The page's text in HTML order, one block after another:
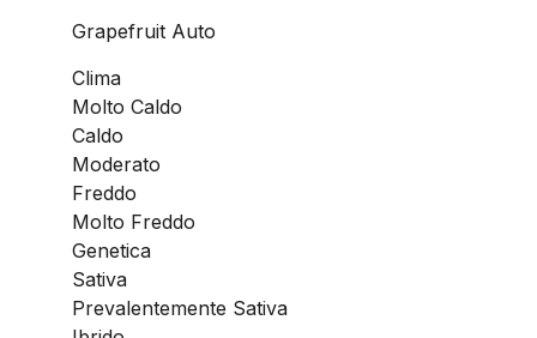
Grapefruit Auto
Clima
Molto Caldo
Caldo
Moderato
Freddo
Molto Freddo
Genetica
Sativa
Prevalentemente Sativa